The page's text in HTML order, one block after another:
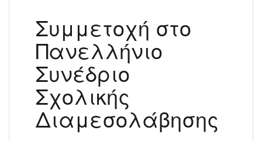
Συμμετοχή στο
Πανελλήνιο
Συνέδριο
Σχολικής
Διαμεσολάβησης